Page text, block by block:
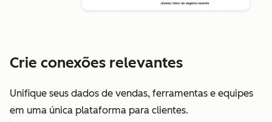
Crie conexões relevantes
Unifique seus dados de vendas, ferramentas e equipes
em uma única plataforma para clientes.